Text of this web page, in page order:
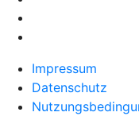
Impressum
Datenschutz